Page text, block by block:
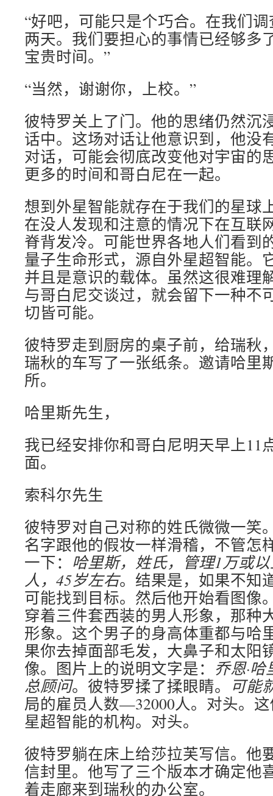
“好吧，可能只是个巧合。在我们
两天。我们要担心的事情已经够多
宝贵时间。”
“当然，谢谢你，上校。”
彼特罗关上了门。他的思绪仍然沉
话中。这场对话让他意识到，他没
对话，可能会彻底改变他对宇宙的
更多的时间和哥白尼在一起。
想到外星智能就存在于我们的星球
在没人发现和注意的情况下在互联
脊背发冷。可能世界各地人们看到
量子生命形式，源自外星超智能。
并且是意识的载体。虽然这很难理
与哥白尼交谈过，就会留下一种不
切皆可能。
彼特罗走到厨房的桌子前，给瑞秋
瑞秋的车写了一张纸条。邀请哈里
所。
哈里斯先生，
我已经安排你和哥白尼明天早上11
面。
索科尔先生
彼特罗对自己对称的姓氏微微一笑
名字跟他的假妆一样滑稽，不管怎
一下： 哈里斯，姓氏，管理1万或
人，45岁左右。结果是，如果不知
可能找到目标。然后他开始看图像
穿着三件套西装的男人形象，那种
形象。这个男子的身高体重都与哈
果你去掉面部毛发，大鼻子和太阳
像。图片上的说明文字是： 乔恩·哈
总顾问。彼特罗揉了揉眼睛。 可能
局的雇员人数—32000人。对头。
星超智能的机构。对头。
彼特罗躺在床上给莎拉芙写信。他
信封里。他写了三个版本才确定他
着走廊来到瑞秋的办公室。